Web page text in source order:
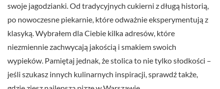
swoje jagodzianki. Od tradycyjnych cukierni z długą historią,
po nowoczesne piekarnie, które odważnie eksperymentują z
klasyką. Wybrałem dla Ciebie kilka adresów, które
niezmiennie zachwycają jakością i smakiem swoich
wypieków. Pamiętaj jednak, że stolica to nie tylko słodkości –
jeśli szukasz innych kulinarnych inspiracji, sprawdź także,